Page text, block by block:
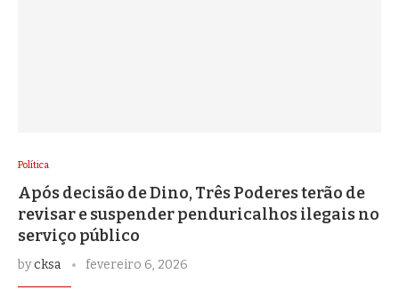
Política
Após decisão de Dino, Três Poderes terão de
revisar e suspender penduricalhos ilegais no
serviço público
bycksa fevereiro 6, 2026